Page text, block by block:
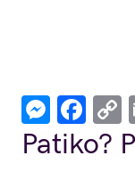
Patiko?